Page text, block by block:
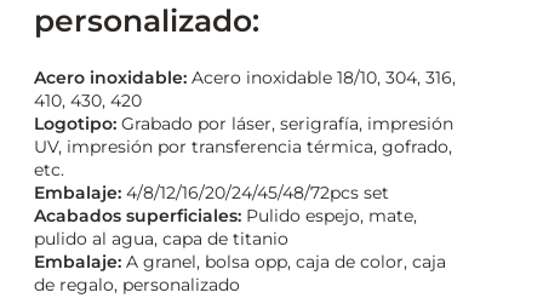
personalizado:
Acero inoxidable: Acero inoxidable 18/10, 304, 316,
410, 430, 420
Logotipo: Grabado por láser, serigrafía, impresión
UV, impresión por transferencia térmica, gofrado,
etc.
Embalaje: 4/8/12/16/20/24/45/48/72pcs set
Acabados superficiales: Pulido espejo, mate,
pulido al agua, capa de titanio
Embalaje: A granel, bolsa opp, caja de color, caja
de regalo, personalizado